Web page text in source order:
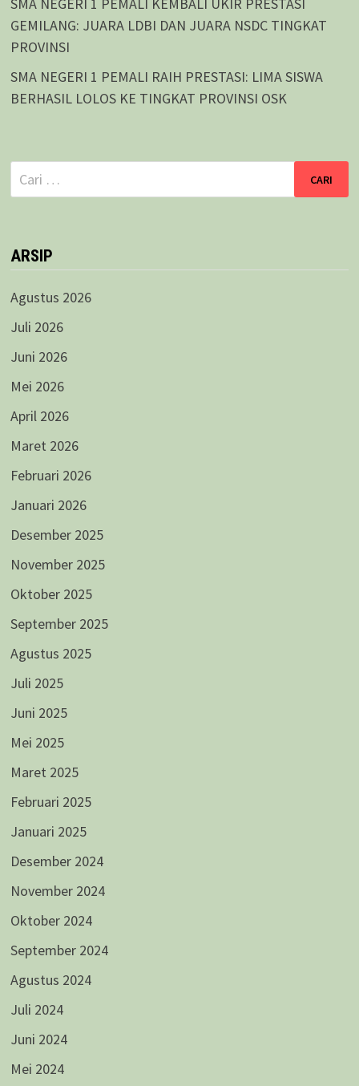
SMA NEGERI 1 PEMALI KEMBALI UKIR PRESTASI
GEMILANG: JUARA LDBI DAN JUARA NSDC TINGKAT
PROVINSI
SMA NEGERI 1 PEMALI RAIH PRESTASI: LIMA SISWA
BERHASIL LOLOS KE TINGKAT PROVINSI OSK
Cari
untuk:
ARSIP
Agustus 2026
Juli 2026
Juni 2026
Mei 2026
April 2026
Maret 2026
Februari 2026
Januari 2026
Desember 2025
November 2025
Oktober 2025
September 2025
Agustus 2025
Juli 2025
Juni 2025
Mei 2025
Maret 2025
Februari 2025
Januari 2025
Desember 2024
November 2024
Oktober 2024
September 2024
Agustus 2024
Juli 2024
Juni 2024
Mei 2024